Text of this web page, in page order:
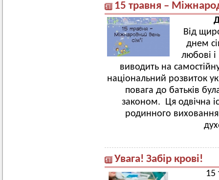
15 травня –
Від
днем
любові
виводить на
національний розвиток
повага до батьків
законом. Ця одвічна
родинного
Увага! Забір крові!
15